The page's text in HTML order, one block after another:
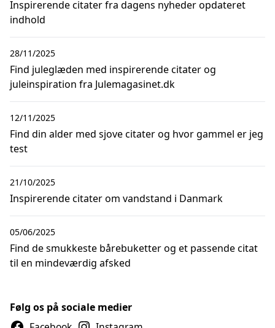
Inspirerende citater fra dagens nyheder opdateret
indhold
Find juleglæden med inspirerende citater og
juleinspiration fra Julemagasinet.dk
28/11/2025
Find din alder med sjove citater og hvor gammel er jeg
test
12/11/2025
Inspirerende citater om vandstand i Danmark
21/10/2025
Find de smukkeste bårebuketter og et passende citat
til en mindeværdig afsked
05/06/2025
Følg os på sociale medier